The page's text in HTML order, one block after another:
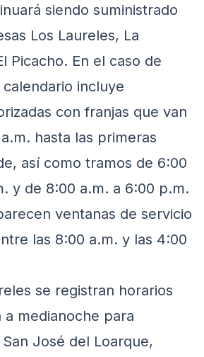
siendo suministrado
Los Laureles, La
Picacho. En el caso de
incluye
con franjas que van
hasta las primeras
así como tramos de 6:00
y de 8:00 a.m. a 6:00 p.m.
ventanas de servicio
las 8:00 a.m. y las 4:00
se registran horarios
a medianoche para
José del Loarque,